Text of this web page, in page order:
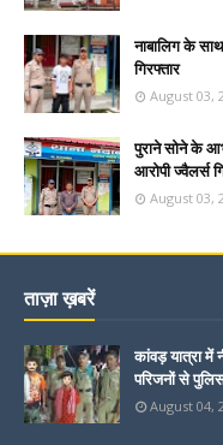
नाबालिग के
गिरफ्तार
August 03,
पुराने सोने के
आरोपी ज्वैलर्स
August 03,
ताज़ा ख़बरें
कांवड़ यात्रा में
परिजनों से
August 04,